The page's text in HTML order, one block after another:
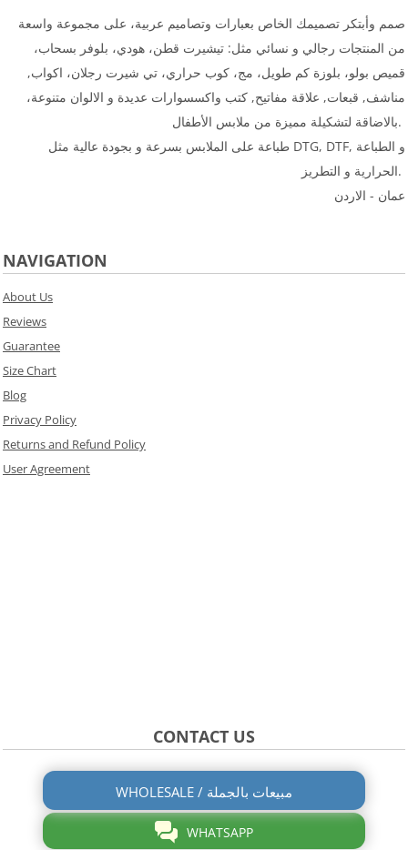
صمم وأبتكر تصميمك الخاص بعبارات وتصاميم عربية، على مجموعة واسعة
من المنتجات رجالي و نسائي مثل: تيشيرت قطن، هودي، بلوفر بسحاب،
قميص بولو، بلوزة كم طويل، مج، كوب حراري، تي شيرت رجلان، اكواب,
مناشف, قبعات, علاقة مفاتيح, كتب واكسسوارات عديدة و الالوان متنوعة،
بالاضاقة لتشكيلة مميزة من ملابس الأطفال.
طباعة على الملابس بسرعة و بجودة عالية مثل DTG, DTF, و الطباعة
الحرارية و التطريز.
عمان - الاردن
NAVIGATION
About Us
Reviews
Guarantee
Size Chart
Blog
Privacy Policy
Returns and Refund Policy
User Agreement
CONTACT US
WHOLESALE / مبيعات بالجملة
WHATSAPP